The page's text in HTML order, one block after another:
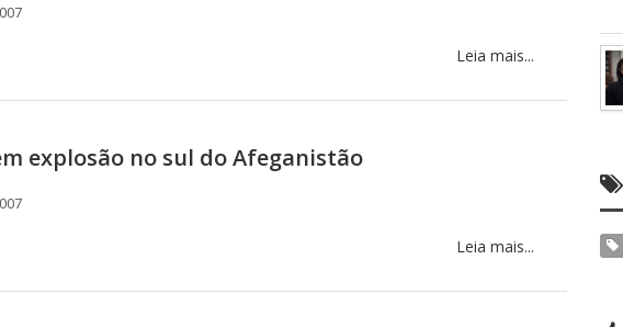
Leia mais...
explosão no sul do Afeganistão
Leia mais...